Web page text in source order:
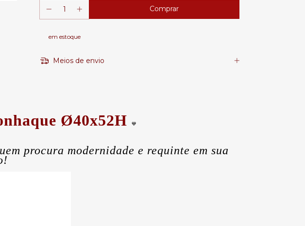
em estoque
Meios de envio
Ø40x52H 💙
procura modernidade e requinte em sua